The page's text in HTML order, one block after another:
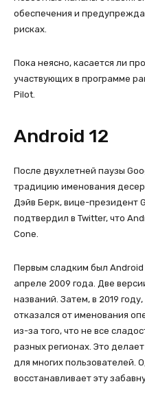
обеспечения и
рисках.
Пока неясно, касается ли
участвующих в программе
Pilot.
Android 12
После двухлетней паузы
традицию именования
Дэйв Берк, вице-президент
подтвердил в Twitter, что
Cone.
Первым сладким был Android
апреле 2009 года. Две
названий. Затем, в 2019
отказался от именования
из-за того, что не все
разных регионах. Это
для многих пользователей.
восстанавливает эту